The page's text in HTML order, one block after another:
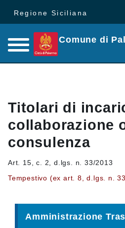
Regione Siciliana
Comune di
Titolari di
collaborazione
consulenza
Art. 15, c. 2, d.lgs. n. 33/2013
Tempestivo (ex art. 8, d.lgs. n.
Amministrazione